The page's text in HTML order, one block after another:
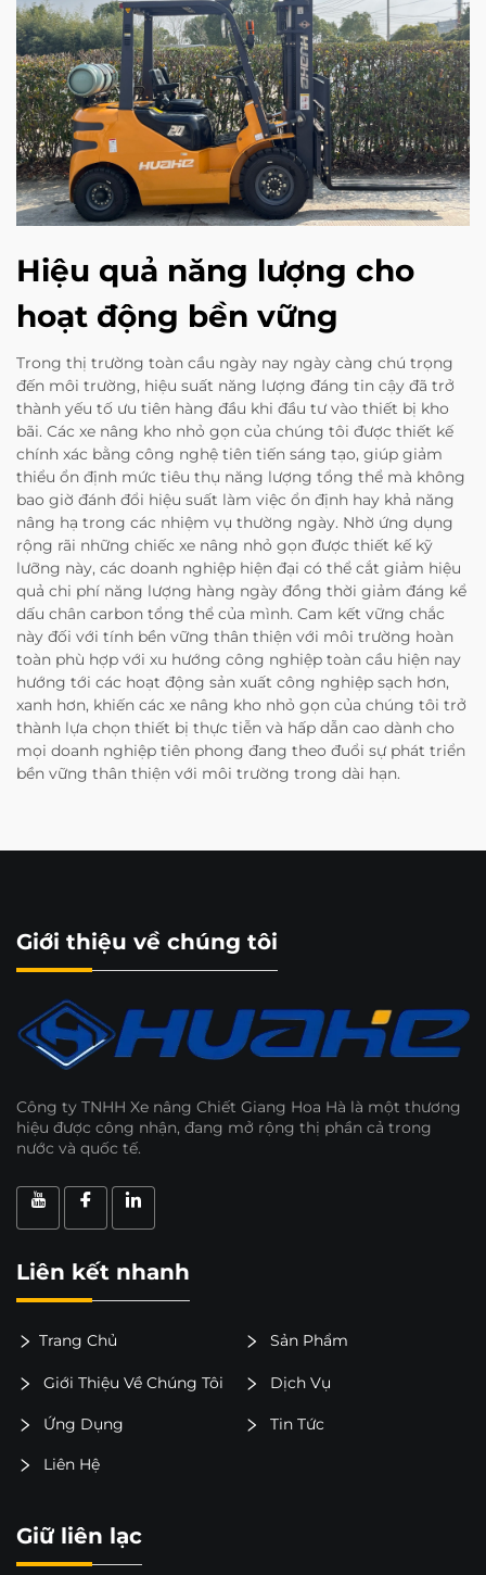
Hiệu quả năng lượng cho
hoạt động bền vững
Trong thị trường toàn cầu ngày nay ngày càng chú trọng
đến môi trường, hiệu suất năng lượng đáng tin cậy đã trở
thành yếu tố ưu tiên hàng đầu khi đầu tư vào thiết bị kho
bãi. Các xe nâng kho nhỏ gọn của chúng tôi được thiết kế
chính xác bằng công nghệ tiên tiến sáng tạo, giúp giảm
thiểu ổn định mức tiêu thụ năng lượng tổng thể mà không
bao giờ đánh đổi hiệu suất làm việc ổn định hay khả năng
nâng hạ trong các nhiệm vụ thường ngày. Nhờ ứng dụng
rộng rãi những chiếc xe nâng nhỏ gọn được thiết kế kỹ
lưỡng này, các doanh nghiệp hiện đại có thể cắt giảm hiệu
quả chi phí năng lượng hàng ngày đồng thời giảm đáng kể
dấu chân carbon tổng thể của mình. Cam kết vững chắc
này đối với tính bền vững thân thiện với môi trường hoàn
toàn phù hợp với xu hướng công nghiệp toàn cầu hiện nay
hướng tới các hoạt động sản xuất công nghiệp sạch hơn,
xanh hơn, khiến các xe nâng kho nhỏ gọn của chúng tôi trở
thành lựa chọn thiết bị thực tiễn và hấp dẫn cao dành cho
mọi doanh nghiệp tiên phong đang theo đuổi sự phát triển
bền vững thân thiện với môi trường trong dài hạn.
Giới thiệu về chúng tôi
Công ty TNHH Xe nâng Chiết Giang Hoa Hà là một thương
hiệu được công nhận, đang mở rộng thị phần cả trong
nước và quốc tế.
Liên kết nhanh
Trang Chủ Sản Phẩm
Giới Thiệu Về Chúng Tôi Dịch Vụ
Ứng Dụng Tin Tức
Liên Hệ
Giữ liên lạc